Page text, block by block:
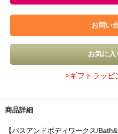
>ギフトラッピ
商品詳細
【バスアンドボディワークス/